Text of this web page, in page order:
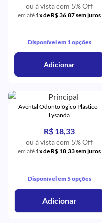
ou à vista com 5% Off
em até 1x de R$ 36,87 sem juros
Disponível em 1 opções
Adicionar
Avental Odontológico Plástico -
Lysanda
R$ 18,33
ou à vista com 5% Off
em até 1x de R$ 18,33 sem juros
Disponível em 5 opções
Adicionar